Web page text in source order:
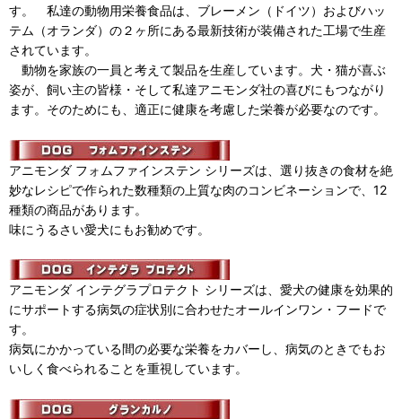
す。 私達の動物用栄養食品は、ブレーメン（ドイツ）およびハッ
テム（オランダ）の２ヶ所にある最新技術が装備された工場で生産
されています。
動物を家族の一員と考えて製品を生産しています。犬・猫が喜ぶ
姿が、飼い主の皆様・そして私達アニモンダ社の喜びにもつながり
ます。そのためにも、適正に健康を考慮した栄養が必要なのです。
アニモンダ フォムファインステン シリーズは、選り抜きの食材を絶
妙なレシピで作られた数種類の上質な肉のコンビネーションで、12
種類の商品があります。
味にうるさい愛犬にもお勧めです。
アニモンダ インテグラプロテクト シリーズは、愛犬の健康を効果的
にサポートする病気の症状別に合わせたオールインワン・フードで
す。
病気にかかっている間の必要な栄養をカバーし、病気のときでもお
いしく食べられることを重視しています。